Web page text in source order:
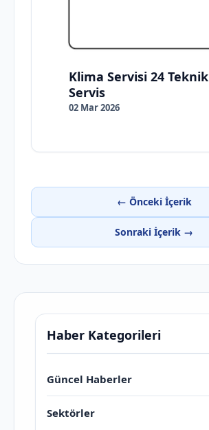
Klima Servisi 24 Teknik
Servis
02 Mar 2026
← Önceki İçerik
Sonraki İçerik →
Haber Kategorileri
Güncel Haberler
Sektörler